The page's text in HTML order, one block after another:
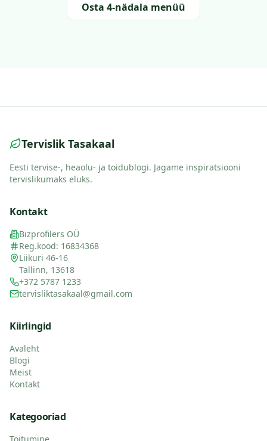
Osta 4-nädala menüü
Tervislik Tasakaal
Eesti tervise-, heaolu- ja toidublogi. Jagame inspiratsiooni
tervislikumaks eluks.
Kontakt
Bizprofilers OÜ
Reg.kood: 16834368
Liikuri 46-16
Tallinn, 13618
+372 5787 1233
tervisliktasakaal@gmail.com
Kiirlingid
Avaleht
Blogi
Meist
Kontakt
Kategooriad